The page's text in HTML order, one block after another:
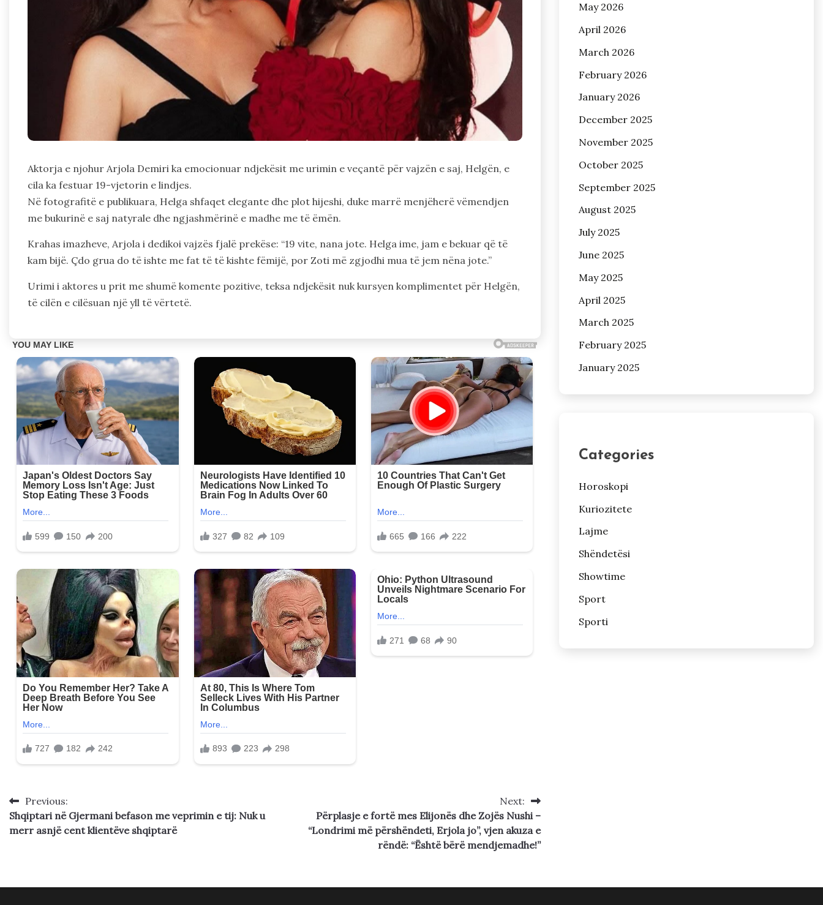
Aktorja e njohur Arjola Demiri ka emocionuar ndjekësit me urimin e veçantë për vajzën e saj, Helgën, e
cila ka festuar 19-vjetorin e lindjes.
Në fotografitë e publikuara, Helga shfaqet elegante dhe plot hijeshi, duke marrë menjëherë vëmendjen
me bukurinë e saj natyrale dhe ngjashmërinë e madhe me të ëmën.
Krahas imazheve, Arjola i dedikoi vajzës fjalë prekëse: “19 vite, nana jote. Helga ime, jam e bekuar që të
kam bijë. Çdo grua do të ishte me fat të të kishte fëmijë, por Zoti më zgjodhi mua të jem nëna jote.”
Urimi i aktores u prit me shumë komente pozitive, teksa ndjekësit nuk kursyen komplimentet për Helgën,
të cilën e cilësuan një yll të vërtetë.
Post
navigation
Previous:
Shqiptari në Gjermani befason me veprimin e tij: Nuk u
merr asnjë cent klientëve shqiptarë
Next:
Përplasje e fortë mes Elijonës dhe Zojës Nushi –
“Londrimi më përshëndeti, Erjola jo”, vjen akuza e
rëndë: “Është bërë mendjemadhe!”
May 2026
April 2026
March 2026
February 2026
January 2026
December 2025
November 2025
October 2025
September 2025
August 2025
July 2025
June 2025
May 2025
April 2025
March 2025
February 2025
January 2025
Categories
Horoskopi
Kuriozitete
Lajme
Shëndetësi
Showtime
Sport
Sporti